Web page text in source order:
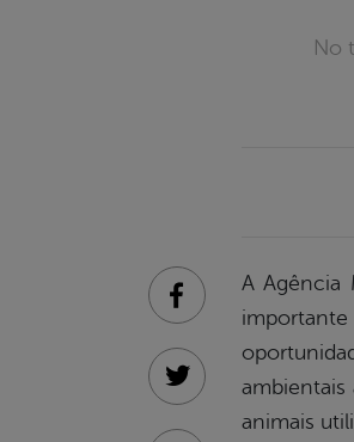
No
A Agência
animais
Facebook
Twitter